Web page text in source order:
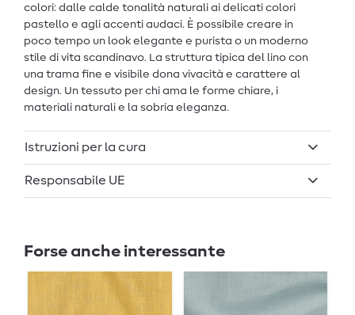
colori: dalle calde tonalità naturali ai delicati colori
pastello e agli accenti audaci. È possibile creare in
poco tempo un look elegante e purista o un moderno
stile di vita scandinavo. La struttura tipica del lino con
una trama fine e visibile dona vivacità e carattere al
design. Un tessuto per chi ama le forme chiare, i
materiali naturali e la sobria eleganza.
Istruzioni per la cura
Responsabile UE
Forse anche interessante